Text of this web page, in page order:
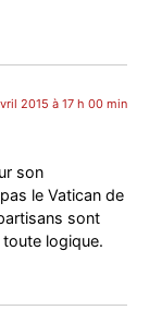
2015 à 17 h 00 min
son
le Vatican de
sont
logique.